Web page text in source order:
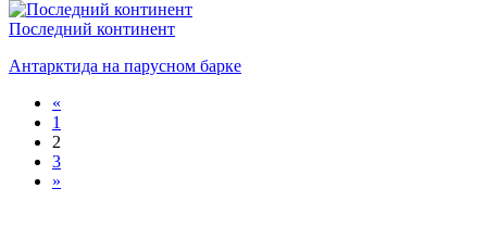
Последний континент
Антарктида на парусном барке
«
1
2
3
»